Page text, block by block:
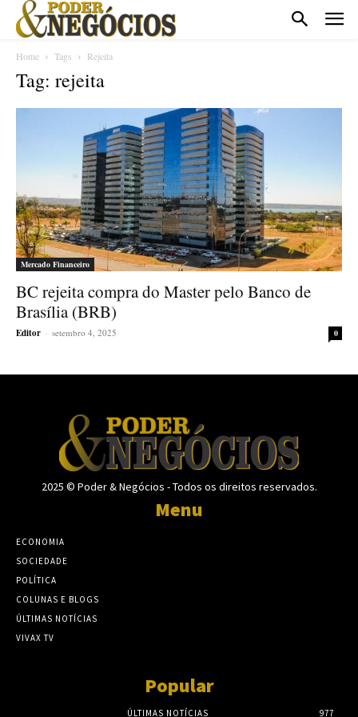
Home Tags Rejeita
Tag: rejeita
Mercado Financeiro
BC rejeita compra do Master pelo Banco de
Brasília (BRB)
Editor - setembro 4, 2025 0
2025 © Poder & Negócios - Todos os direitos reservados.
Menu
ECONOMIA
SOCIEDADE
POLÍTICA
COLUNAS E BLOGS
ÚLTIMAS NOTÍCIAS
VIVAX TV
Popular
ÚLTIMAS NOTÍCIAS 977